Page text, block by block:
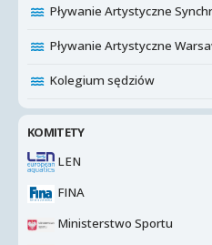
Pływanie Artystyczne
Pływanie Artystyczne
Kolegium sędziów
KOMITETY
LEN
FINA
Ministerstwo Sportu